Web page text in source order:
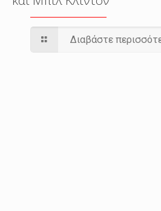
Διαβάστε